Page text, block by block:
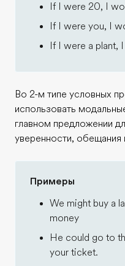
If I were 20, I
If I were you, I
If I were a plant,
Во 2-м типе условных
использовать
главном предложении
уверенности, обещания
Примеры
We might buy a
money
He could go to
your ticket.